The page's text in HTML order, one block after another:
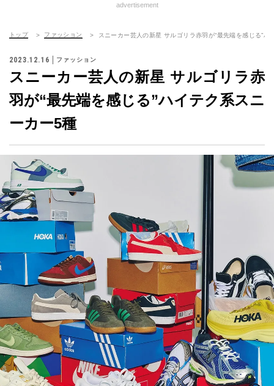
advertisement
トップ ファッション スニーカー芸人の新星 サルゴリラ赤羽が“最先端を感じる”ハ
2023.12.16 ファッション
スニーカー芸人の新星 サルゴリラ赤
羽が“最先端を感じる”ハイテク系スニ
ーカー5種